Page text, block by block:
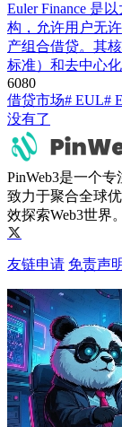
Euler Finance 是
构，允许用户无
产组合借贷。其
标准）和去中心
6080
借贷市场# EUL#
没有了
PinWeb3是一个
致力于聚合全球
效探索Web3世界。
友链申请 免责声